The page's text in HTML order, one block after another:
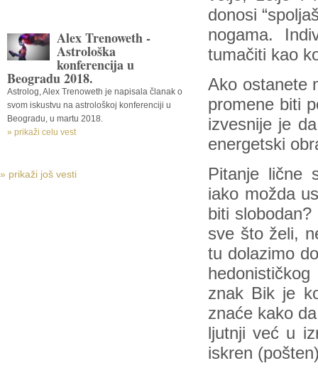
Alex Trenoweth -
Astrološka
konferencija u
Beogradu 2018.
Astrolog, Alex Trenoweth je napisala članak o
svom iskustvu na astrološkoj konferenciji u
Beogradu, u martu 2018.
» prikaži celu vest
» prikaži još vesti
donosi
nogama.
tumačiti kao
Ako ostanete
promene biti
izvesnije je
energetski
Pitanje lične
iako možda
biti
sve što želi,
tu dolazimo
znak Bik je
znaće kako
ljutnji već u
iskren